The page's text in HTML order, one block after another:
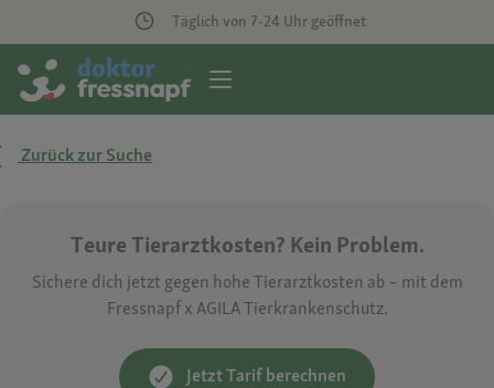
Täglich von 7-24 Uhr geöffnet
Zurück zur Suche
Teure Tierarztkosten? Kein Problem.
Sichere dich jetzt gegen hohe Tierarztkosten ab – mit dem
Fressnapf x AGILA Tierkrankenschutz.
Jetzt Tarif berechnen